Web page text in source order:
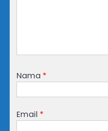
Nama *
Email *